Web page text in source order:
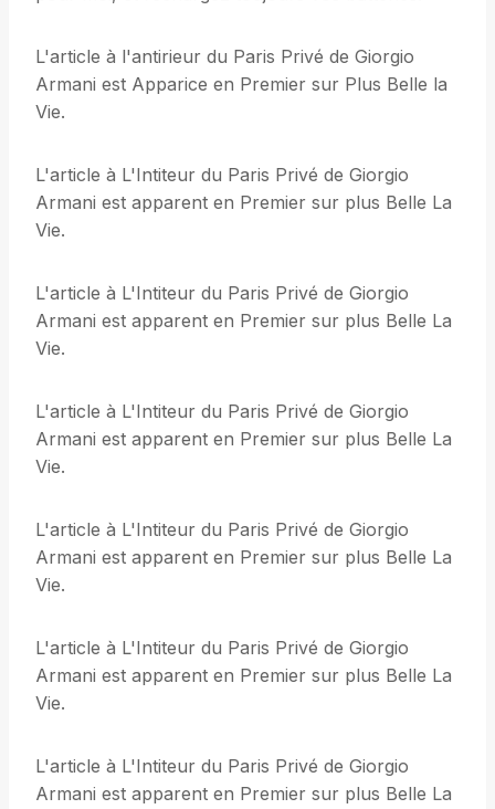
L'article à l'antirieur du Paris Privé de Giorgio
Armani est Apparice en Premier sur Plus Belle la
Vie.
L'article à L'Intiteur du Paris Privé de Giorgio
Armani est apparent en Premier sur plus Belle La
Vie.
L'article à L'Intiteur du Paris Privé de Giorgio
Armani est apparent en Premier sur plus Belle La
Vie.
L'article à L'Intiteur du Paris Privé de Giorgio
Armani est apparent en Premier sur plus Belle La
Vie.
L'article à L'Intiteur du Paris Privé de Giorgio
Armani est apparent en Premier sur plus Belle La
Vie.
L'article à L'Intiteur du Paris Privé de Giorgio
Armani est apparent en Premier sur plus Belle La
Vie.
L'article à L'Intiteur du Paris Privé de Giorgio
Armani est apparent en Premier sur plus Belle La